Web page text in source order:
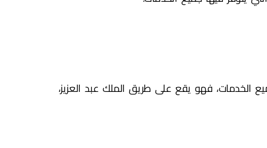
الخدمات، فهو يقع على طريق الملك عبد العزيز،